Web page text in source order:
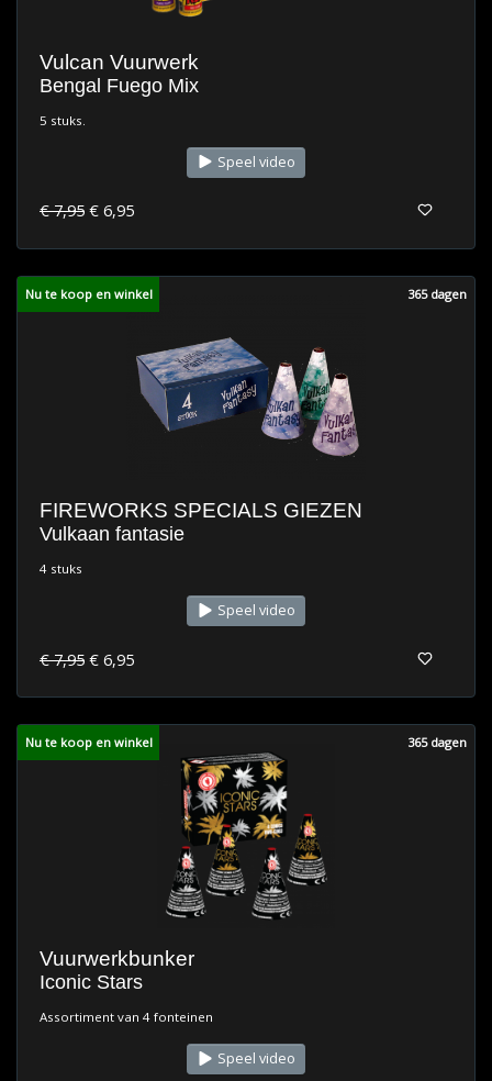
Vulcan Vuurwerk
Bengal Fuego Mix
5 stuks.
Speel video
€ 7,95 € 6,95
Nu te koop en winkel 365 dagen
FIREWORKS SPECIALS GIEZEN
Vulkaan fantasie
4 stuks
Speel video
€ 7,95 € 6,95
Nu te koop en winkel 365 dagen
Vuurwerkbunker
Iconic Stars
Assortiment van 4 fonteinen
Speel video